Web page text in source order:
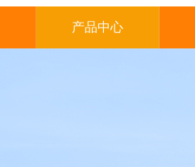
产品中心